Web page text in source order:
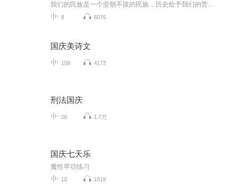
8 6076
国庆美诗文
108 4173
刑法国庆
26 1.7万
国庆七天乐
魔性早功练习
10 1518